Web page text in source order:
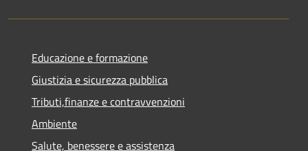
Educazione e formazione
Giustizia e sicurezza pubblica
Tributi,finanze e contravvenzioni
Ambiente
Salute, benessere e assistenza